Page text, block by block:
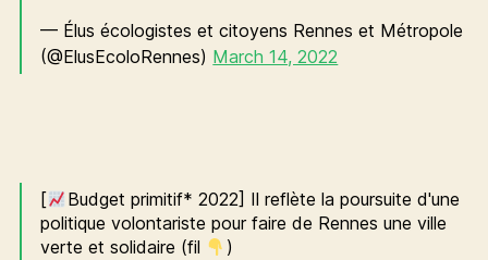
— Élus écologistes et citoyens Rennes et Métropole
(@ElusEcoloRennes) March 14, 2022
[
Budget primitif* 2022] Il reflète la poursuite d'une
politique volontariste pour faire de Rennes une ville
verte et solidaire (fil
)